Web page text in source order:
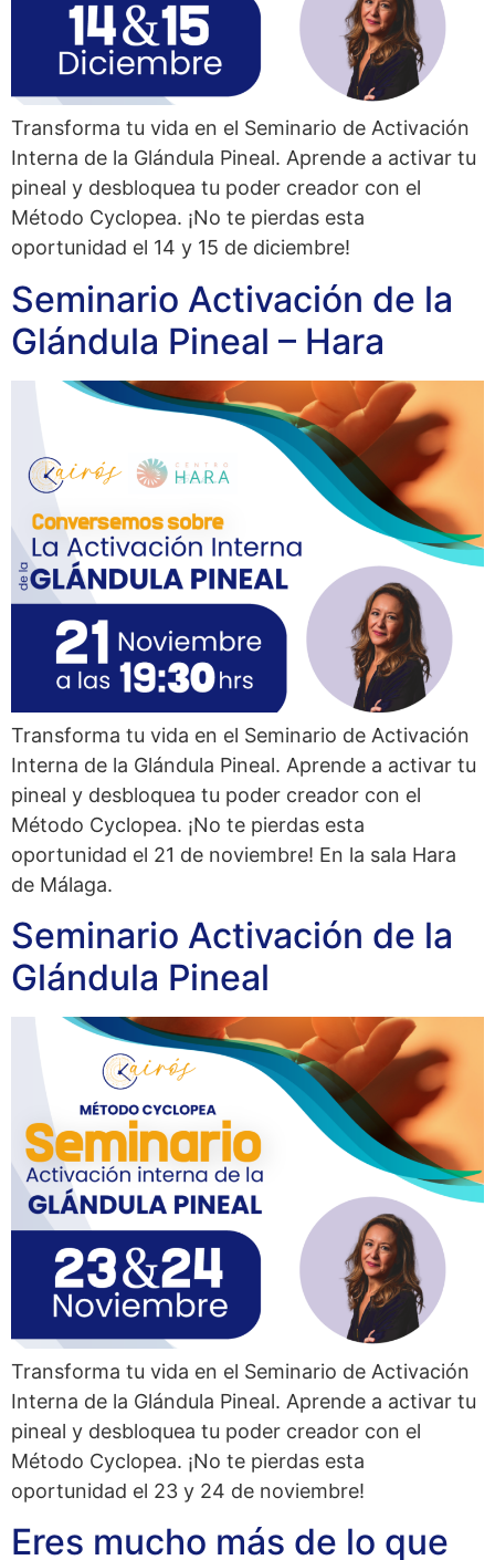
Transforma tu vida en el Seminario de Activación
Interna de la Glándula Pineal. Aprende a activar tu
pineal y desbloquea tu poder creador con el
Método Cyclopea. ¡No te pierdas esta
oportunidad el 14 y 15 de diciembre!​
Seminario Activación de la
Glándula Pineal – Hara
Transforma tu vida en el Seminario de Activación
Interna de la Glándula Pineal. Aprende a activar tu
pineal y desbloquea tu poder creador con el
Método Cyclopea. ¡No te pierdas esta
oportunidad el 21 de noviembre!​ En la sala Hara
de Málaga.
Seminario Activación de la
Glándula Pineal
Transforma tu vida en el Seminario de Activación
Interna de la Glándula Pineal. Aprende a activar tu
pineal y desbloquea tu poder creador con el
Método Cyclopea. ¡No te pierdas esta
oportunidad el 23 y 24 de noviembre!​
Eres mucho más de lo que